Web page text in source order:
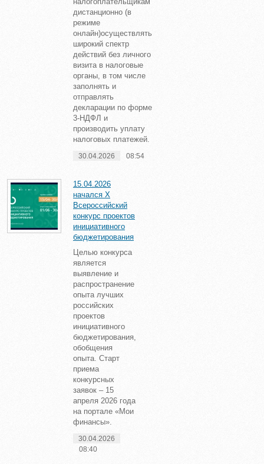
дистанционно (в
режиме
онлайн)осуществлять
широкий спектр
действий без личного
визита в налоговые
органы, в том числе
заполнять и
отправлять
декларации по форме
3-НДФЛ и
производить уплату
налоговых платежей.
30.04.2026 08:54
15.04.2026
начался X
Всероссийский
конкурс проектов
инициативного
бюджетирования
Целью конкурса
является
выявление и
распространение
опыта лучших
российских
проектов
инициативного
бюджетирования,
обобщения
опыта. Старт
приема
конкурсных
заявок – 15
апреля 2026 года
на портале «Мои
финансы».
30.04.2026
08:40